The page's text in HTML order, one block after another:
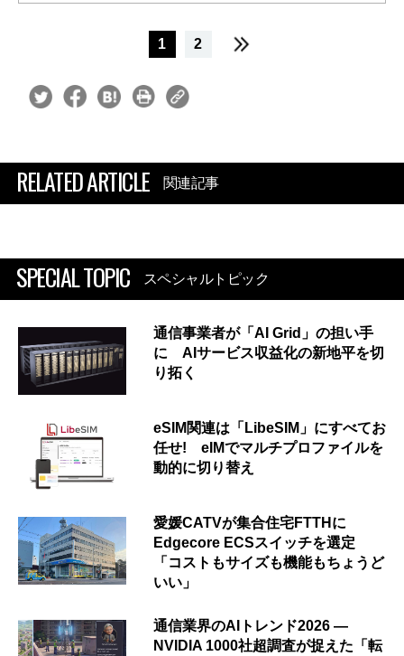
1 2
RELATED ARTICLE 関連記事
SPECIAL TOPIC スペシャルトピック
通信事業者が「AI Grid」の担い手
に AIサービス収益化の新地平を切
り拓く
eSIM関連は「LibeSIM」にすべてお
任せ! eIMでマルチプロファイルを
動的に切り替え
愛媛CATVが集合住宅FTTHに
Edgecore ECSスイッチを選定
「コストもサイズも機能もちょうど
いい」
通信業界のAIトレンド2026 ―
NVIDIA 1000社超調査が捉えた「転